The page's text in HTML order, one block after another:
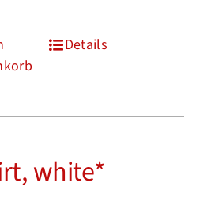
Details
white*